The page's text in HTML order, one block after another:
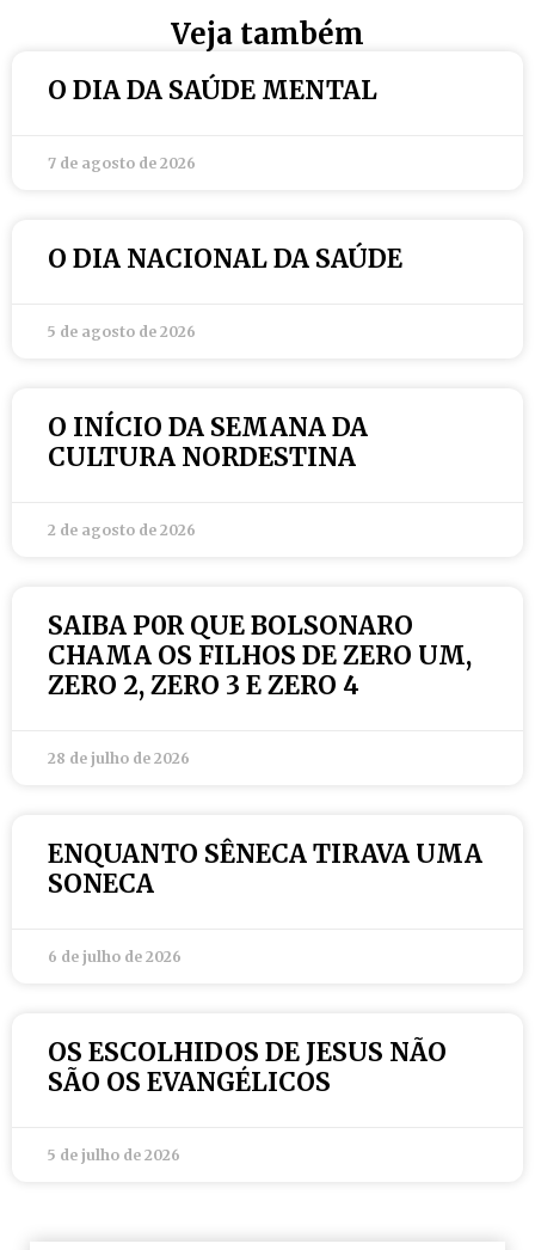
Veja também
O DIA DA SAÚDE MENTAL
7 de agosto de 2026
O DIA NACIONAL DA SAÚDE
5 de agosto de 2026
O INÍCIO DA SEMANA DA
CULTURA NORDESTINA
2 de agosto de 2026
SAIBA P0R QUE BOLSONARO
CHAMA OS FILHOS DE ZERO UM,
ZERO 2, ZERO 3 E ZERO 4
28 de julho de 2026
ENQUANTO SÊNECA TIRAVA UMA
SONECA
6 de julho de 2026
OS ESCOLHIDOS DE JESUS NÃO
SÃO OS EVANGÉLICOS
5 de julho de 2026